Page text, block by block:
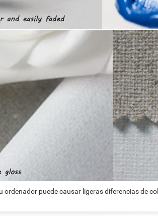
ordenador puede causar ligeras diferencias de